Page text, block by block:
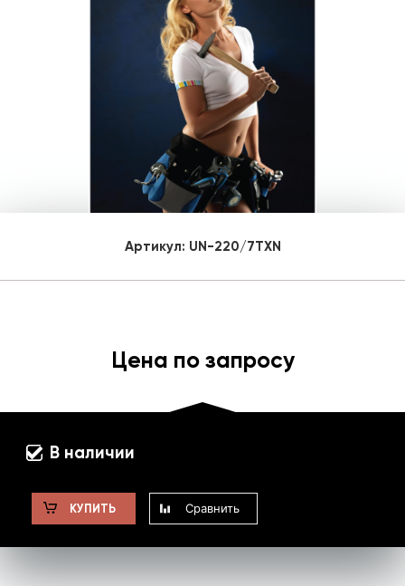
Артикул: UN-220/7TXN
Цена по запросу
В наличии
КУПИТЬ Сравнить